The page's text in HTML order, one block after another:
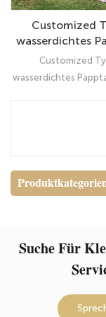
Customized
wasserdichtes
Paia Jumbo
Customized
wasserdichtes
Aufbewahrung:
Suche Für